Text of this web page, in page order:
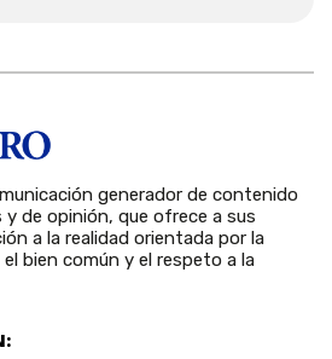
generador de contenido
de opinión, que ofrece a sus
a la realidad orientada por la
bien común y el respeto a la